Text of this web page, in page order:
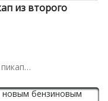
из второго